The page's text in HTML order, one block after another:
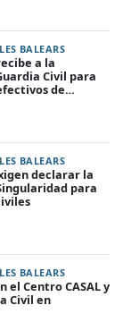
BALEARS
a la
Civil para
de
BALEARS
declarar la
para
BALEARS
el Centro CASAL y
Civil en